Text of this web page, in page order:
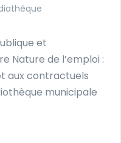
et
Nature de l’emploi :
aux contractuels
municipale